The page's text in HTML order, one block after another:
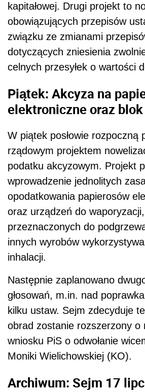
kapitałowej. Drugi projekt to
obowiązujących przepisów
związku ze zmianami
dotyczących zniesienia
celnych przesyłek o wartości
Piątek: Akcyza na
elektroniczne oraz blok
W piątek posłowie rozpoczną
rządowym projektem
podatku akcyzowym. Projekt
wprowadzenie jednolitych
opodatkowania papierosów
oraz urządzeń do
przeznaczonych do
innych wyrobów
inhalacji.
Następnie zaplanowano
głosowań, m.in. nad
kilku ustaw. Sejm zdecyduje
obrad zostanie rozszerzony o
wniosku PiS o odwołanie
Moniki Wielichowskiej (KO).
Archiwum: Sejm 17